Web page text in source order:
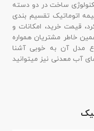
ساخت در دو دسته
اتوماتیک تقسیم بندی
قیمت خرید، امکانات و
خاطر مشتریان همواره
مدل آن به خوبی آشنا
آب معدنی نیز میتوانید